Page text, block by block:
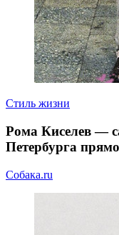
Стиль жизни
Рома Киселев —
Петербурга
Собака.ru